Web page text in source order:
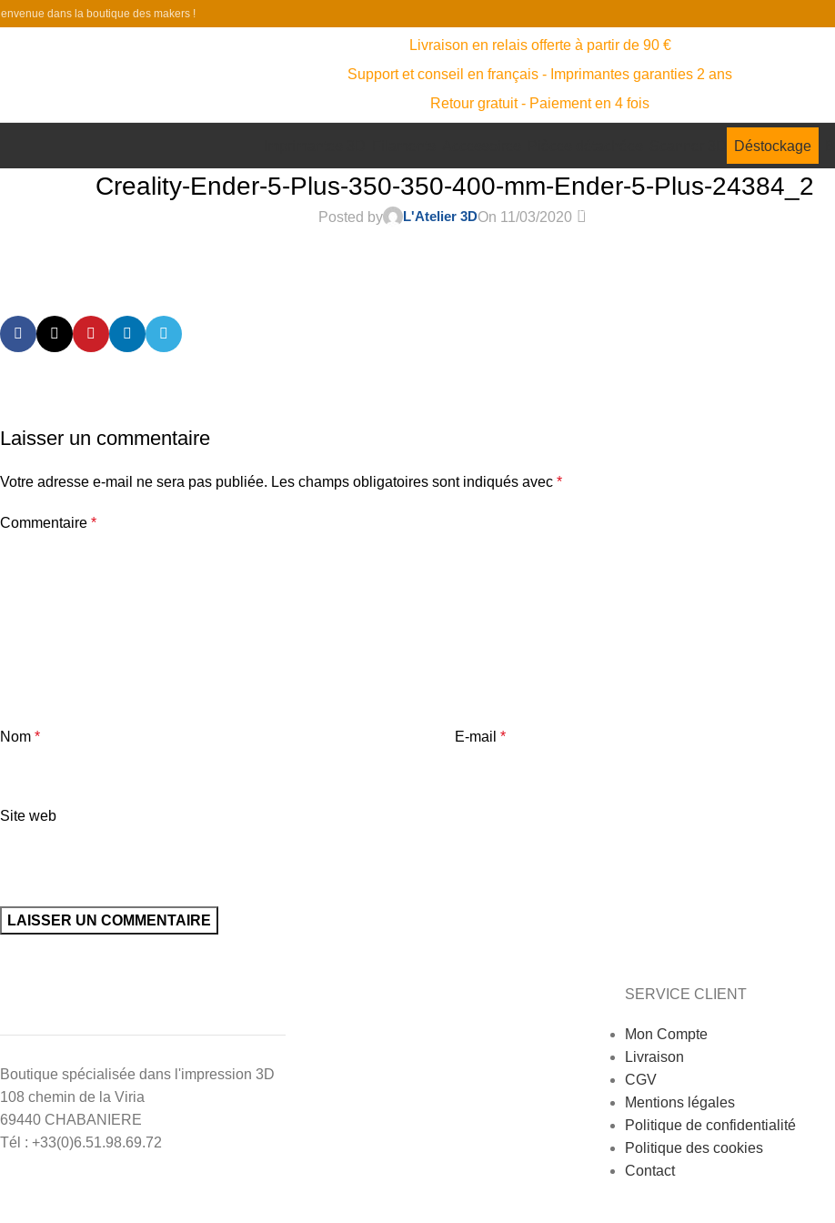
dans la boutique des makers !
Livraison en relais offerte à partir de 90 €
Support et conseil en français - Imprimantes garanties 2 ans
Retour gratuit - Paiement en 4 fois
Déstockage
Creality-Ender-5-Plus-350-350-400-mm-Ender-5-Plus-24384_2
Posted by L'Atelier 3DOn 11/03/2020 0
Laisser un commentaire
Votre adresse e-mail ne sera pas publiée. Les champs obligatoires sont indiqués avec *
Commentaire *
Nom * E-mail*
Site web
Boutique spécialisée dans l'impression 3D
108 chemin de la Viria
69440 CHABANIERE
Tél : +33(0)6.51.98.69.72
SERVICE CLIENT
Mon Compte
Livraison
CGV
Mentions légales
Politique de confidentialité
Politique des cookies
Contact